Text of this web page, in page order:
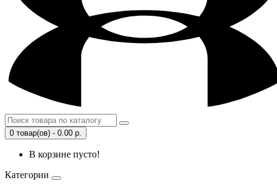
0 товар(ов) - 0.00 р.
В корзине пусто!
Категории